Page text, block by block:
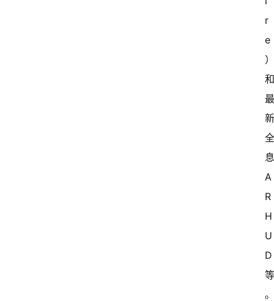
r
e
A
R
H
U
D